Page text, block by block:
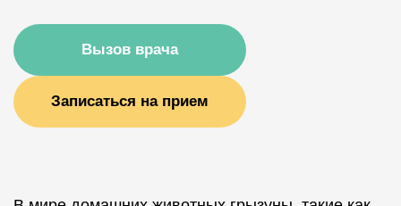
Вызов врача
Записаться на прием